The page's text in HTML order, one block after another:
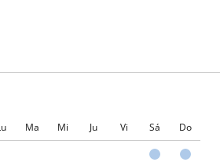
Ma Mi Ju Vi Sá Do